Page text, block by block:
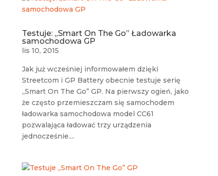
Testuje: „Smart On The Go” Ładowarka
samochodowa GP
lis 10, 2015
Jak już wcześniej informowałem dzięki
Streetcom i GP Battery obecnie testuje serię
„Smart On The Go” GP. Na pierwszy ogień, jako
że często przemieszczam się samochodem
ładowarka samochodowa model CC61
pozwalająca ładować trzy urządzenia
jednocześnie....